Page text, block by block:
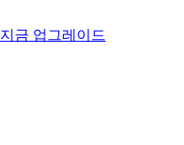
지금 업그레이드